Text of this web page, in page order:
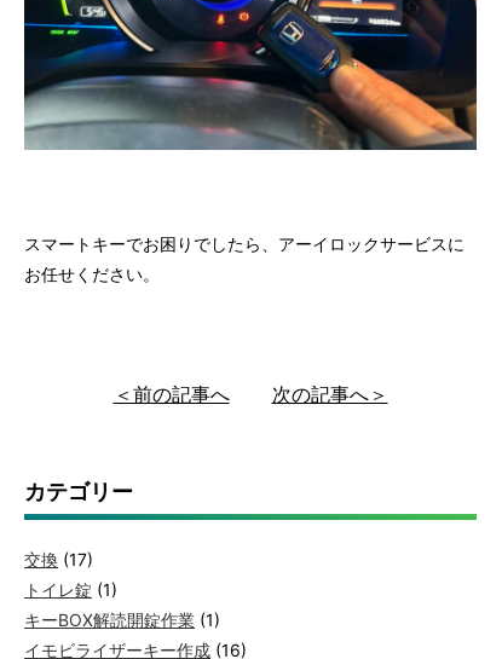
スマートキーでお困りでしたら、アーイロックサービスに
お任せください。
＜前の記事へ 次の記事へ＞
カテゴリー
交換 (17)
トイレ錠 (1)
キーBOX解読開錠作業 (1)
イモビライザーキー作成 (16)